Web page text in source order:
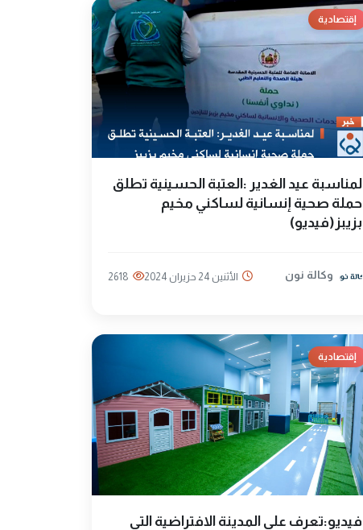
إقتصادية
لمناسبة عيد الغدير :العتبة الحسينية تطلق
حملة صحية إنسانية لساكني مخيم
بزيبز(فيديو)
وكالة نون الأثنين 24 حزيران 2024 2618
إقتصادية
فيديو:تعرف على المدينة الافتراضية التي